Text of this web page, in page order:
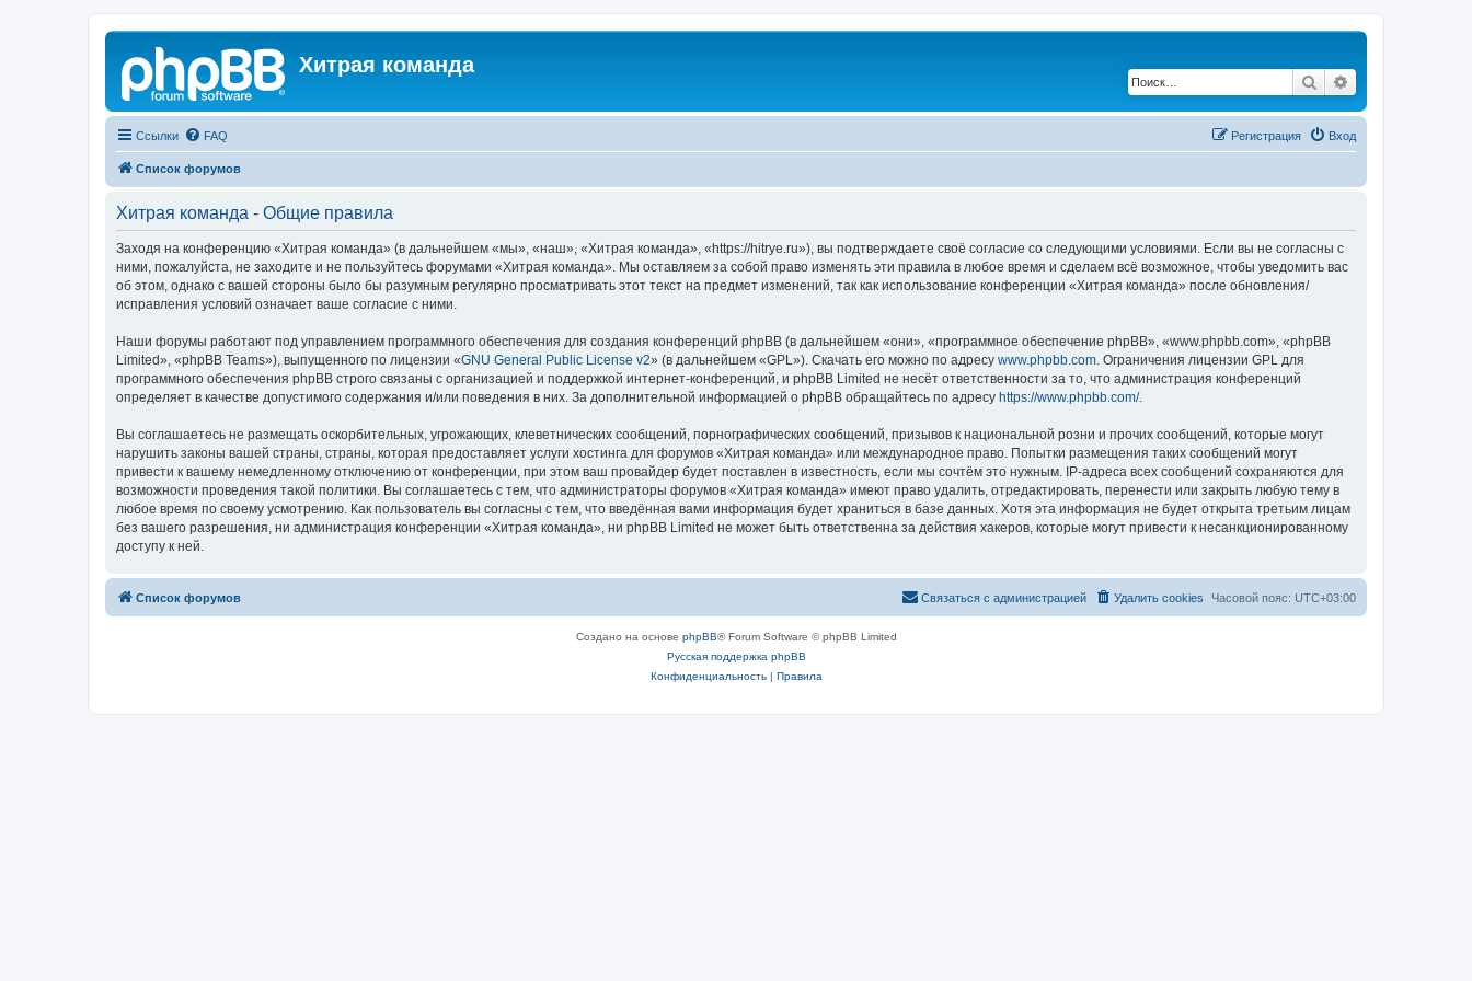
Хитрая команда
Поиск
Ссылки FAQ Вход
Регистрация
Список форумов
Хитрая команда - Общие правила
Заходя на конференцию «Хитрая команда» (в дальнейшем «мы», «наш», «Хитрая команда», «https://hitrye.ru»), вы подтверждаете своё согласие со следующими условиями. Если вы не согласны с
ними, пожалуйста, не заходите и не пользуйтесь форумами «Хитрая команда». Мы оставляем за собой право изменять эти правила в любое время и сделаем всё возможное, чтобы уведомить вас
об этом, однако с вашей стороны было бы разумным регулярно просматривать этот текст на предмет изменений, так как использование конференции «Хитрая команда» после обновления/
исправления условий означает ваше согласие с ними.
Наши форумы работают под управлением программного обеспечения для создания конференций phpBB (в дальнейшем «они», «программное обеспечение phpBB», «www.phpbb.com», «phpBB
Limited», «phpBB Teams»), выпущенного по лицензии «GNU General Public License v2» (в дальнейшем «GPL»). Скачать его можно по адресу www.phpbb.com. Ограничения лицензии GPL для
программного обеспечения phpBB строго связаны с организацией и поддержкой интернет-конференций, и phpBB Limited не несёт ответственности за то, что администрация конференций
определяет в качестве допустимого содержания и/или поведения в них. За дополнительной информацией о phpBB обращайтесь по адресу https://www.phpbb.com/.
Вы соглашаетесь не размещать оскорбительных, угрожающих, клеветнических сообщений, порнографических сообщений, призывов к национальной розни и прочих сообщений, которые могут
нарушить законы вашей страны, страны, которая предоставляет услуги хостинга для форумов «Хитрая команда» или международное право. Попытки размещения таких сообщений могут
привести к вашему немедленному отключению от конференции, при этом ваш провайдер будет поставлен в известность, если мы сочтём это нужным. IP-адреса всех сообщений сохраняются для
возможности проведения такой политики. Вы соглашаетесь с тем, что администраторы форумов «Хитрая команда» имеют право удалить, отредактировать, перенести или закрыть любую тему в
любое время по своему усмотрению. Как пользователь вы согласны с тем, что введённая вами информация будет храниться в базе данных. Хотя эта информация не будет открыта третьим лицам
без вашего разрешения, ни администрация конференции «Хитрая команда», ни phpBB Limited не может быть ответственна за действия хакеров, которые могут привести к несанкционированному
доступу к ней.
Список форумов Часовой пояс: UTC+03:00
Удалить cookies
Связаться с администрацией
Создано на основе phpBB® Forum Software © phpBB Limited
Русская поддержка phpBB
Конфиденциальность| Правила